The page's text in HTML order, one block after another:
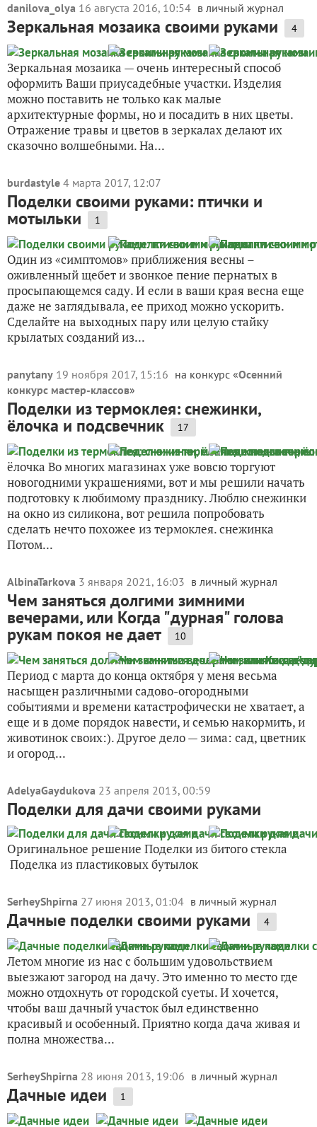
danilova_olya 16 августа 2016, 10:54 в личный журнал
Зеркальная мозаика своими руками 4
Зеркальная мозаика — очень интересный способ
оформить Ваши приусадебные участки. Изделия
можно поставить не только как малые
архитектурные формы, но и посадить в них цветы.
Отражение травы и цветов в зеркалах делают их
сказочно волшебными. На...
burdastyle 4 марта 2017, 12:07
Поделки своими руками: птички и
мотыльки 1
Один из «симптомов» приближения весны –
оживленный щебет и звонкое пение пернатых в
просыпающемся саду. И если в ваши края весна еще
даже не заглядывала, ее приход можно ускорить.
Сделайте на выходных пару или целую стайку
крылатых созданий из...
panytany 19 ноября 2017, 15:16 на конкурс «Осенний
конкурс мастер-классов»
Поделки из термоклея: снежинки,
ёлочка и подсвечник 17
ёлочка Во многих магазинах уже вовсю торгуют
новогодними украшениями, вот и мы решили начать
подготовку к любимому празднику. Люблю снежинки
на окно из силикона, вот решила попробовать
сделать нечто похожее из термоклея. снежинка
Потом...
AlbinaTarkova 3 января 2021, 16:03 в личный журнал
Чем заняться долгими зимними
вечерами, или Когда "дурная" голова
рукам покоя не дает 10
Период с марта до конца октября у меня весьма
насыщен различными садово-огородными
событиями и времени катастрофически не хватает, а
еще и в доме порядок навести, и семью накормить, и
животинок своих:). Другое дело — зима: сад, цветник
и огород...
AdelyaGaydukova 23 апреля 2013, 00:59
Поделки для дачи своими руками
Оригинальное решение Поделки из битого стекла
Поделка из пластиковых бутылок
SerheyShpirna 27 июня 2013, 01:04 в личный журнал
Дачные поделки своими руками 4
Летом многие из нас с большим удовольствием
выезжают загород на дачу. Это именно то место где
можно отдохнуть от городской суеты. И хочется,
чтобы ваш дачный участок был единственно
красивый и особенный. Приятно когда дача живая и
полна множества...
SerheyShpirna 28 июня 2013, 19:06 в личный журнал
Дачные идеи 1